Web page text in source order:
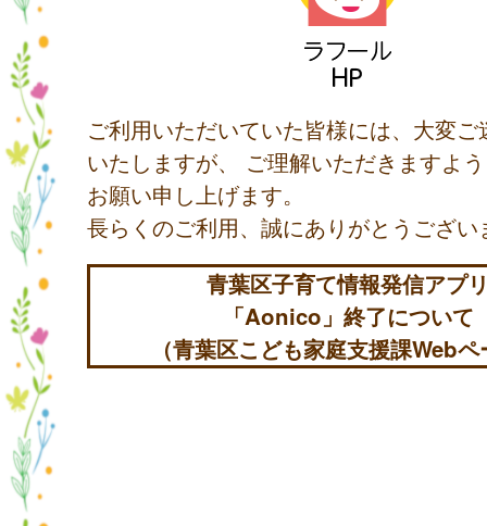
ご利用いただいていた皆様には、大変
いたしますが、 ご理解いただきますよ
お願い申し上げます。
長らくのご利用、誠にありがとうござい
青葉区子育て情報発信アプ
「Aonico」終了について
（青葉区こども家庭支援課Web